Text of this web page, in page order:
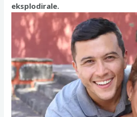
eksplodirale.